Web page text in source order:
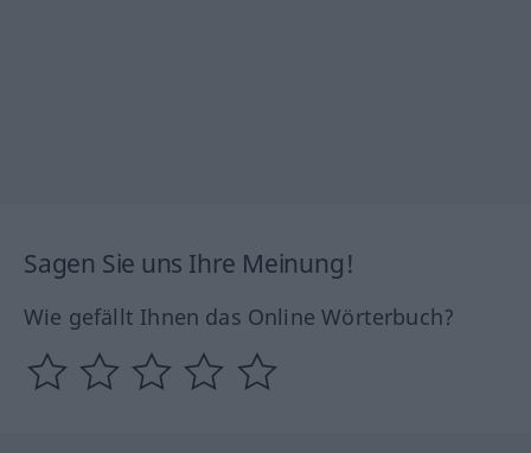
Sagen Sie uns Ihre Meinung!
Wie gefällt Ihnen das Online Wörterbuch?